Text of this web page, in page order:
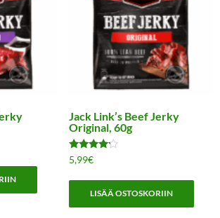
Jack Link’s Beef Jerky
Original, 60g
Arvostelu
tuotteesta:
/ 5
5,99€
LISÄÄ OSTOSKORIIN